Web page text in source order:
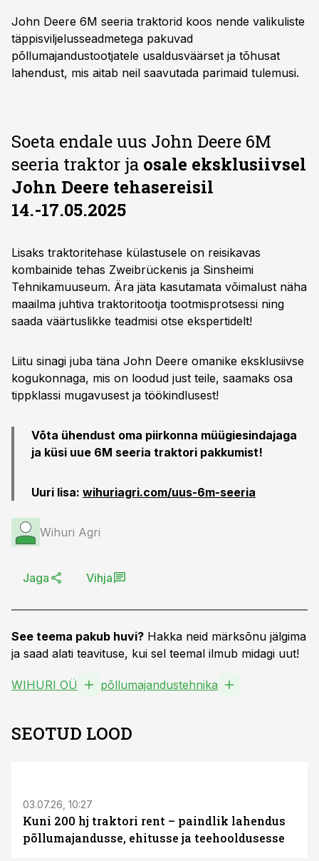
John Deere 6M seeria traktorid koos nende valikuliste
täppisviljelusseadmetega pakuvad
põllumajandustootjatele usaldusväärset ja tõhusat
lahendust, mis aitab neil saavutada parimaid tulemusi.
Soeta endale uus John Deere 6M
seeria traktor ja osale eksklusiivsel
John Deere tehasereisil
14.-17.05.2025
Lisaks traktoritehase külastusele on reisikavas
kombainide tehas Zweibrückenis ja Sinsheimi
Tehnikamuuseum. Ära jäta kasutamata võimalust näha
maailma juhtiva traktoritootja tootmisprotsessi ning
saada väärtuslikke teadmisi otse ekspertidelt!
Liitu sinagi juba täna John Deere omanike eksklusiivse
kogukonnaga, mis on loodud just teile, saamaks osa
tippklassi mugavusest ja töökindlusest!
Võta ühendust oma piirkonna müügiesindajaga
ja küsi uue 6M seeria traktori pakkumist!
Uuri lisa: wihuriagri.com/uus-6m-seeria
Wihuri Agri
Jaga Vihja
See teema pakub huvi? Hakka neid märksõnu jälgima
ja saad alati teavituse, kui sel teemal ilmub midagi uut!
WIHURI OÜ põllumajandustehnika
SEOTUD LOOD
03.07.26, 10:27
Kuni 200 hj traktori rent – paindlik lahendus
põllumajandusse, ehitusse ja teehooldusesse